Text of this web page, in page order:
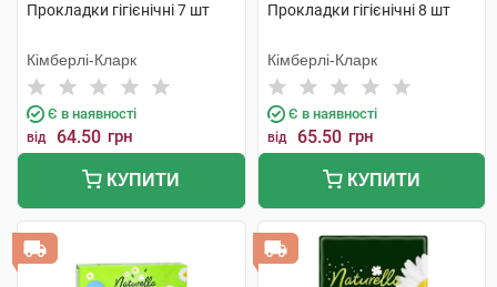
Прокладки гігієнічні 7 шт
Кімберлі-Кларк
Є в наявності
від 64.50 грн
КУПИТИ
Прокладки гігієнічні 8 шт
Кімберлі-Кларк
Є в наявності
від 65.50 грн
КУПИТИ